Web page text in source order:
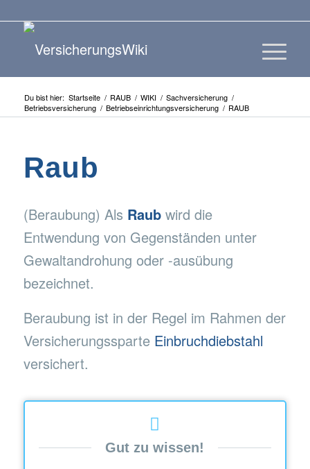
Du bist hier: Startseite / RAUB / WIKI / Sachversicherung /
Betriebsversicherung / Betriebseinrichtungsversicherung / RAUB
Raub
(Beraubung) Als Raubwird die
Entwendung von Gegenständen unter
Gewaltandrohung oder -ausübung
bezeichnet.
Beraubung ist in der Regel im Rahmen der
Versicherungssparte Einbruchdiebstahl
versichert.
Gut zu wissen!